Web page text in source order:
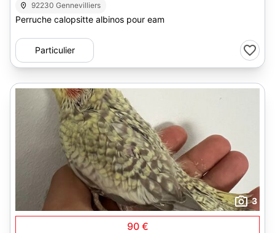
92230 Gennevilliers
Perruche calopsitte albinos pour eam
Particulier
3
90 €